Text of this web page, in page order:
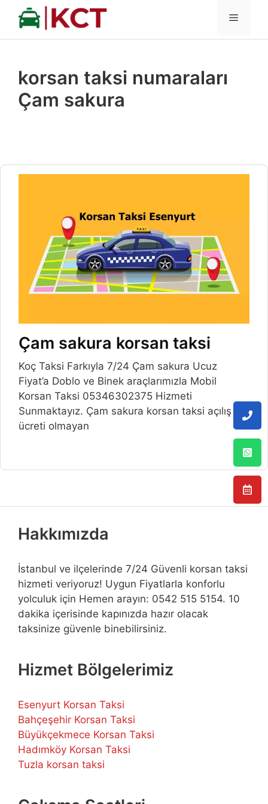
İçeriğe
MENÜ
korsan taksi numaraları
Çam sakura
Çam sakura korsan taksi
Koç Taksi Farkıyla 7/24 Çam sakura Ucuz
Fiyat’a Doblo ve Binek araçlarımızla Mobil
Korsan Taksi 05346302375 Hizmeti
Sunmaktayız. Çam sakura korsan taksi açılış
ücreti olmayan
Hakkımızda
İstanbul ve ilçelerinde 7/24 Güvenli korsan taksi
hizmeti veriyoruz! Uygun Fiyatlarla konforlu
yolculuk için Hemen arayın: 0542 515 5154. 10
dakika içerisinde kapınızda hazır olacak
taksinize güvenle binebilirsiniz.
Hizmet Bölgelerimiz
Esenyurt Korsan Taksi
Bahçeşehir Korsan Taksi
Büyükçekmece Korsan Taksi
Hadımköy Korsan Taksi
Tuzla korsan taksi